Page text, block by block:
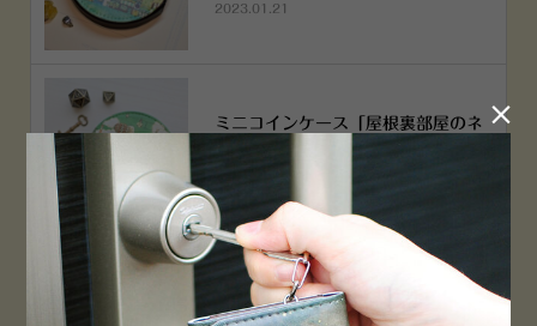
2023.01.21
ミニコインケース「屋根裏部屋のネ
ズミの王国」丸型ポーチ
横浜赤レンガ倉庫店 12月6日 O
